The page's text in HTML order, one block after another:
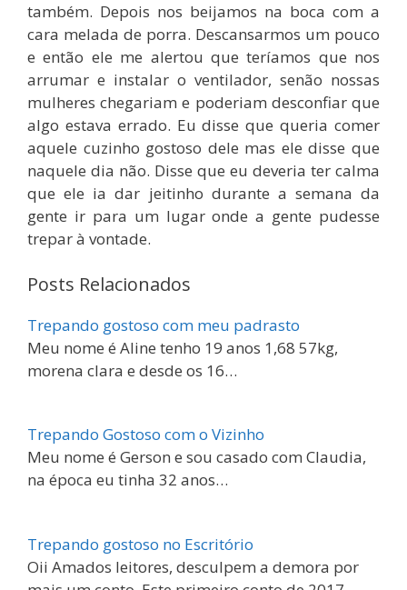
também. Depois nos beijamos na boca com a
cara melada de porra. Descansarmos um pouco
e então ele me alertou que teríamos que nos
arrumar e instalar o ventilador, senão nossas
mulheres chegariam e poderiam desconfiar que
algo estava errado. Eu disse que queria comer
aquele cuzinho gostoso dele mas ele disse que
naquele dia não. Disse que eu deveria ter calma
que ele ia dar jeitinho durante a semana da
gente ir para um lugar onde a gente pudesse
trepar à vontade.
Posts Relacionados
Trepando gostoso com meu padrasto
Meu nome é Aline tenho 19 anos 1,68 57kg,
morena clara e desde os 16…
Trepando Gostoso com o Vizinho
Meu nome é Gerson e sou casado com Claudia,
na época eu tinha 32 anos…
Trepando gostoso no Escritório
Oii Amados leitores, desculpem a demora por